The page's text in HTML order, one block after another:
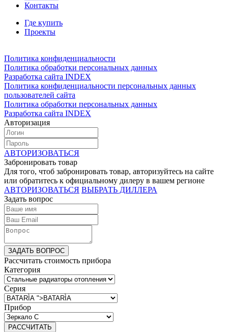
Контакты
Где купить
Проекты
Политика конфиденциальности
Политика обработки персональных данных
Разработка сайта INDEX
Политика конфиденциальности персональных данных
пользователей сайта
Политика обработки персональных данных
Разработка сайта INDEX
Авторизация
АВТОРИЗОВАТЬСЯ
Забронировать товар
Для того, чтоб забронировать товар, авторизуйтесь на сайте
или обратитесь к официальному дилеру в вашем регионе
АВТОРИЗОВАТЬСЯ ВЫБРАТЬ ДИЛЛЕРА
Задать вопрос
ЗАДАТЬ ВОПРОС
Рассчитать стоимость прибора
Категория
Серия
Прибор
РАССЧИТАТЬ